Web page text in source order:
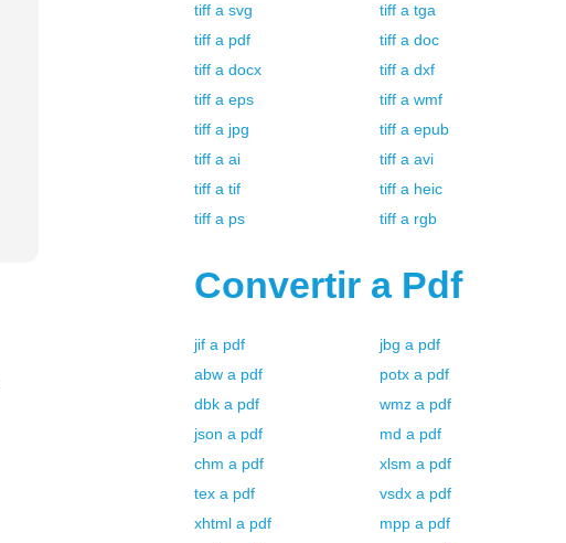
tiff a svg tiff a tga
tiff a pdf tiff a doc
tiff a docx tiff a dxf
tiff a eps tiff a wmf
tiff a jpg tiff a epub
tiff a ai tiff a avi
tiff a tif tiff a heic
tiff a ps tiff a rgb
Convertir a Pdf
jif a pdf jbg a pdf
abw a pdf potx a pdf
dbk a pdf wmz a pdf
json a pdf md a pdf
chm a pdf xlsm a pdf
tex a pdf vsdx a pdf
xhtml a pdf mpp a pdf